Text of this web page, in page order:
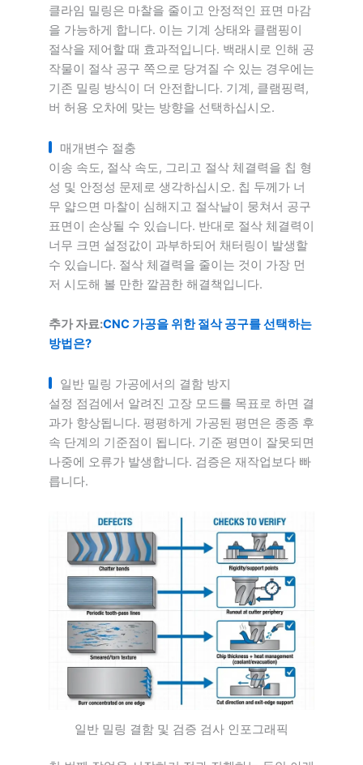
클라임 밀링은 마찰을 줄이고 안정적인 표면 마감
을 가능하게 합니다. 이는 기계 상태와 클램핑이
절삭을 제어할 때 효과적입니다. 백래시로 인해 공
작물이 절삭 공구 쪽으로 당겨질 수 있는 경우에는
기존 밀링 방식이 더 안전합니다. 기계, 클램핑력,
버 허용 오차에 맞는 방향을 선택하십시오.
매개변수 절충
이송 속도, 절삭 속도, 그리고 절삭 체결력을 칩 형
성 및 안정성 문제로 생각하십시오. 칩 두께가 너
무 얇으면 마찰이 심해지고 절삭날이 뭉쳐서 공구
표면이 손상될 수 있습니다. 반대로 절삭 체결력이
너무 크면 설정값이 과부하되어 채터링이 발생할
수 있습니다. 절삭 체결력을 줄이는 것이 가장 먼
저 시도해 볼 만한 깔끔한 해결책입니다.
추가 자료:CNC 가공을 위한 절삭 공구를 선택하는
방법은?
일반 밀링 가공에서의 결함 방지
설정 점검에서 알려진 고장 모드를 목표로 하면 결
과가 향상됩니다. 평평하게 가공된 평면은 종종 후
속 단계의 기준점이 됩니다. 기준 평면이 잘못되면
나중에 오류가 발생합니다. 검증은 재작업보다 빠
릅니다.
일반 밀링 결함 및 검증 검사 인포그래픽